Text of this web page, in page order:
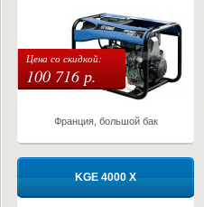
Цена со скидкой:
100 716 р.
Франция, большой бак
KGE 4000 X